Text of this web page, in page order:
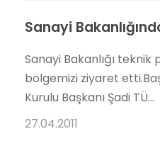
Sanayi Bakanlığı
bölgemizi ziyaret
Kurulu Başkanı Şadi TÜ...
27.04.2011